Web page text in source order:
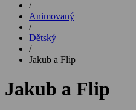
/
Animovaný
/
Dětský
/
Jakub a Flip
Jakub a Flip